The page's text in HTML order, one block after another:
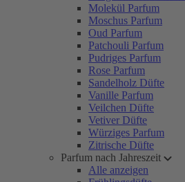
Molekül Parfum
Moschus Parfum
Oud Parfum
Patchouli Parfum
Pudriges Parfum
Rose Parfum
Sandelholz Düfte
Vanille Parfum
Veilchen Düfte
Vetiver Düfte
Würziges Parfum
Zitrische Düfte
Parfum nach Jahreszeit
Alle anzeigen